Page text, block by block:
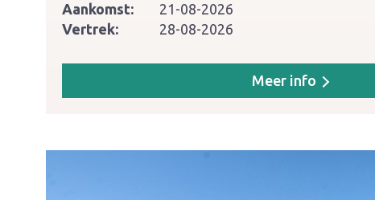
Aankomst:
21-08-2026
Vertrek:
28-08-2026
Meer info